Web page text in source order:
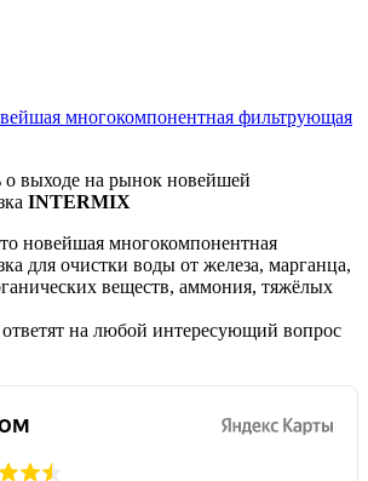
многокомпонентная фильтрующая
выходе на рынок новейшей
INTERMIX
новейшая многокомпонентная
для очистки воды от железа, марганца,
веществ, аммония, тяжёлых
на любой интересующий вопрос